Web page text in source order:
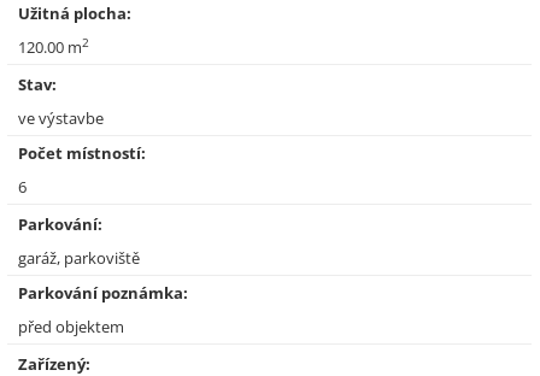
Užitná plocha:
120.00 m2
Stav:
ve výstavbe
Počet místností:
6
Parkování:
garáž, parkoviště
Parkování poznámka:
před objektem
Zařízený: